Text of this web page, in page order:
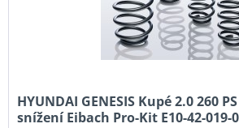
HYUNDAI GENESIS Kupé 2.0 260
snížení Eibach Pro-Kit E10-42-019-